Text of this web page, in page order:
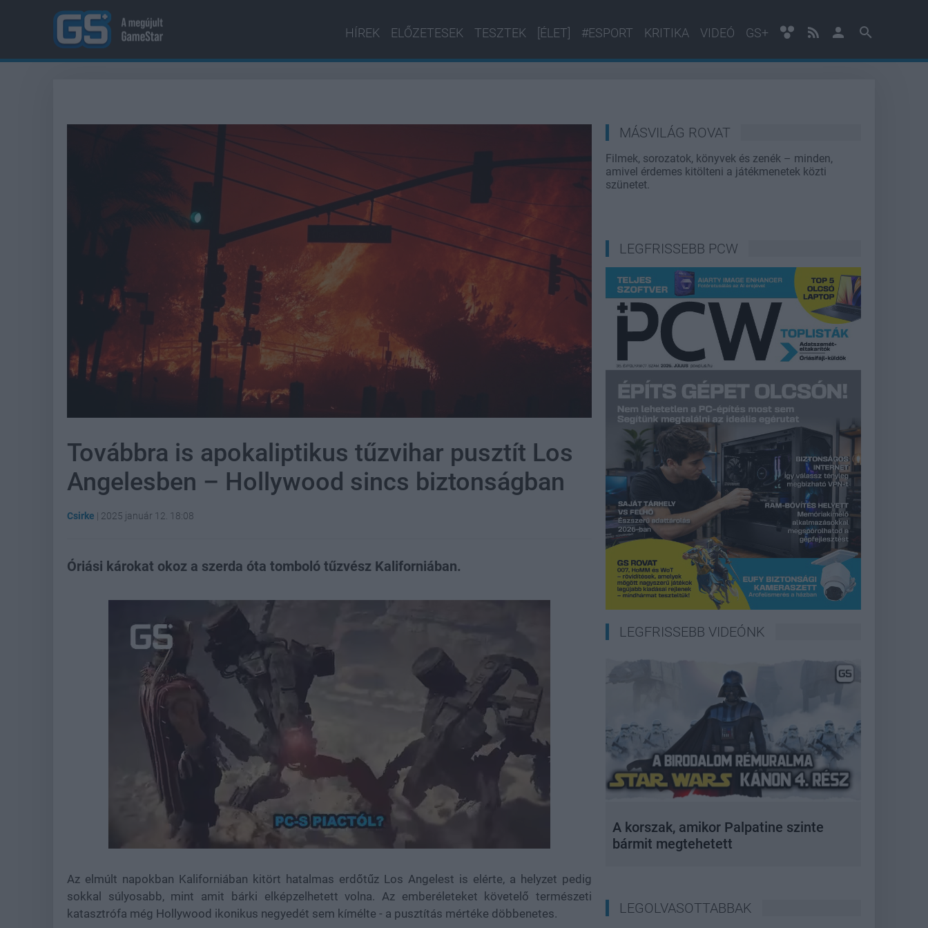
HÍREK ELŐZETESEK TESZTEK [ÉLET] #ESPORT KRITIKA VIDEÓ GS+
Továbbra is apokaliptikus tűzvihar pusztít Los
Angelesben – Hollywood sincs biztonságban
Csirke | 2025 január 12. 18:08
Óriási károkat okoz a szerda óta tomboló tűzvész Kaliforniában.
44.57%
Az elmúlt napokban Kaliforniában kitört hatalmas erdőtűz Los Angelest is elérte, a helyzet pedig
sokkal súlyosabb, mint amit bárki elképzelhetett volna. Az emberéleteket követelő természeti
katasztrófa még Hollywood ikonikus negyedét sem kímélte - a pusztítás mértéke döbbenetes.
MÁSVILÁG ROVAT
Filmek, sorozatok, könyvek és zenék – minden,
amivel érdemes kitölteni a játékmenetek közti
szünetet.
LEGFRISSEBB PCW
LEGFRISSEBB VIDEÓNK
A korszak, amikor Palpatine szinte
bármit megtehetett
LEGOLVASOTTABBAK